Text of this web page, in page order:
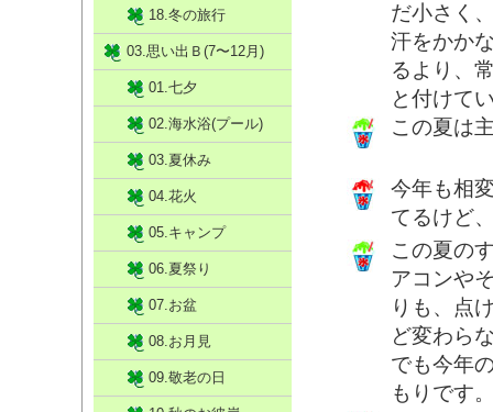
だ小さく
汗をかか
るより、
と付けて
この夏は
今年も相
てるけど
この夏の
アコンや
りも、点
ど変わら
でも今年
もりです
18.冬の旅行
03.思い出Ｂ(7〜12月)
01.七夕
02.海水浴(プール)
03.夏休み
04.花火
05.キャンプ
06.夏祭り
07.お盆
08.お月見
09.敬老の日